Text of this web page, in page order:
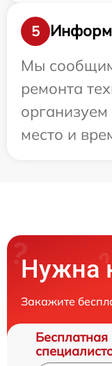
5
Мы
ремонта
место и
Нужна
Закажите
Бесплатная